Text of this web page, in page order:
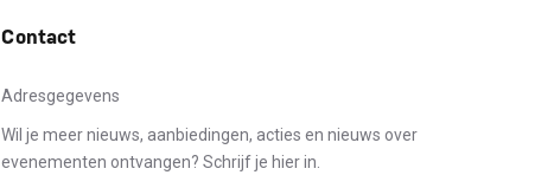
Contact
Adresgegevens
Wil je meer nieuws, aanbiedingen, acties en nieuws over
evenementen ontvangen? Schrijf je hier in.